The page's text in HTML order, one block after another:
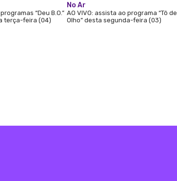
“Deu B.O.”
terça-feira (04)
No Ar
AO VIVO: assista ao programa “Tô de
Olho” desta segunda-feira (03)